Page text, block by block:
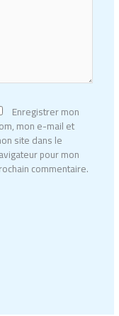
Enregistrer mon
mon e-mail et
site dans le
pour mon
commentaire.